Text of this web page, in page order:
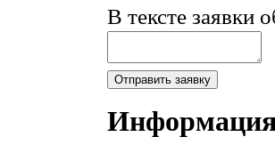
В тексте заявки